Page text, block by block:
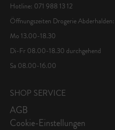
Hotline: 071 988 13 12
Öffnungszeiten Drogerie Abderhalden:
Mo 13.00-18.30
Di-Fr 08.00-18.30 durchgehend
Sa 08.00-16.00
SHOP SERVICE
AGB
Cookie-Einstellungen